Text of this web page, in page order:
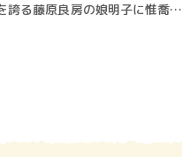
誇る藤原良房の娘明子に惟喬親